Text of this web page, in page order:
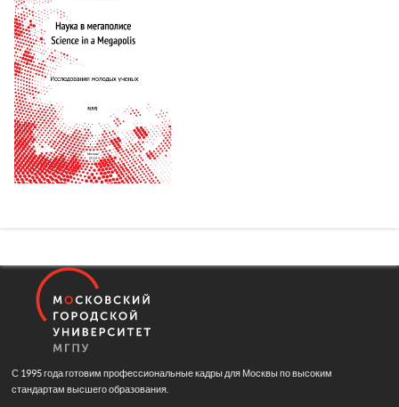
С 1995 года готовим профессиональные кадры для Москвы по высоким
стандартам высшего образования.